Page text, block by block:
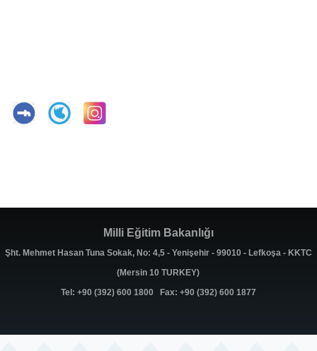
Milli Eğitim Bakanlığı
Şht. Mehmet Hasan Tuna Sokak, No: 4,5 - Yenişehir - 99010 - Lefkoşa - KKTC
(Mersin 10 TURKEY)
Tel: +90 (392) 600 1800 Fax: +90 (392) 600 1877